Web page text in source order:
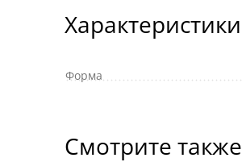
Характеристики
Форма
Смотрите также